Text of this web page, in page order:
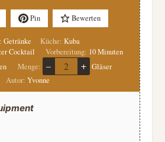
Pin Bewerten
Getränke Küche: Kuba
Cocktail Vorbereitung: 10Minuten
Minuten
Menge: – + Gläser
Autor:Yvonne